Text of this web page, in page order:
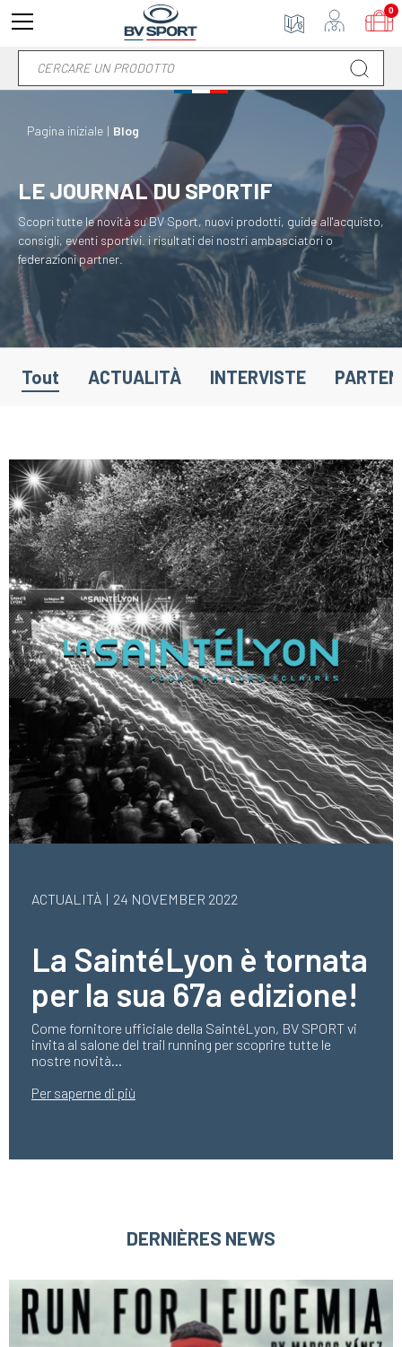
Pagina iniziale Blog
LE JOURNAL DU SPORTIF
Scopri tutte le novità su BV Sport, nuovi prodotti, guide all'acquisto,
consigli, eventi sportivi. i risultati dei nostri ambasciatori o
federazioni partner.
Tout ACTUALITÀ INTERVISTE
24 NOVEMBER 2022
ACTUALITÀ
La SaintéLyon è tornata
per la sua 67a edizione!
Come fornitore ufficiale della SaintéLyon, BV SPORT vi
invita al salone del trail running per scoprire tutte le
nostre novità...
Per saperne di più
DERNIÈRES NEWS
0